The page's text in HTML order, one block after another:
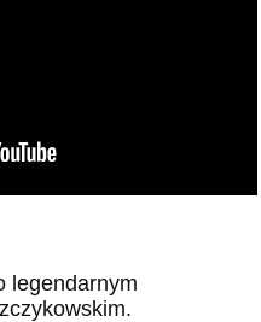
legendarnym